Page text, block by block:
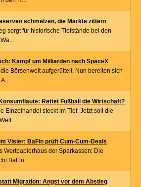
schmelzen, die Märkte zittern
sorgt für historische Tiefstände bei den
Kampf um Milliarden nach SpaceX
Börsenwelt aufgerüttelt. Nun bereiten sich
Rettet Fußball die Wirtschaft?
Einzelhandel steckt im Tief. Jetzt soll die
Visier: BaFin prüft Cum-Cum-Deals
Wertpapierhaus der Sparkassen: Die
BaFin ...
Migration: Angst vor dem Abstieg